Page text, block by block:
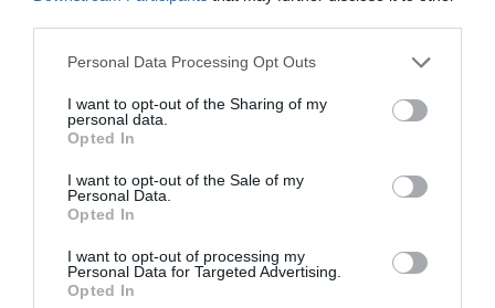
Personal Data Processing Opt Outs
I want to opt-out of the Sharing of my
personal data.
Opted In
I want to opt-out of the Sale of my
Personal Data.
Opted In
I want to opt-out of processing my
Personal Data for Targeted Advertising.
Opted In
navegador para a próxima vez que eu comentar.
Sim, adicione-me à mailing list da Newsletter MHD
Review Title